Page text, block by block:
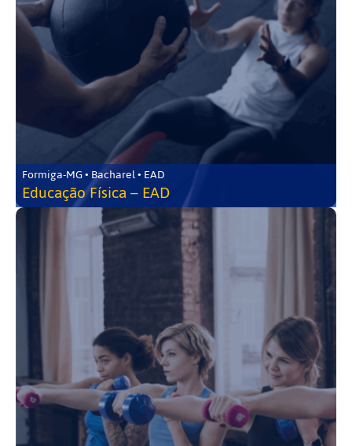
Formiga-MG • Bacharel • EAD
Educação Física – EAD